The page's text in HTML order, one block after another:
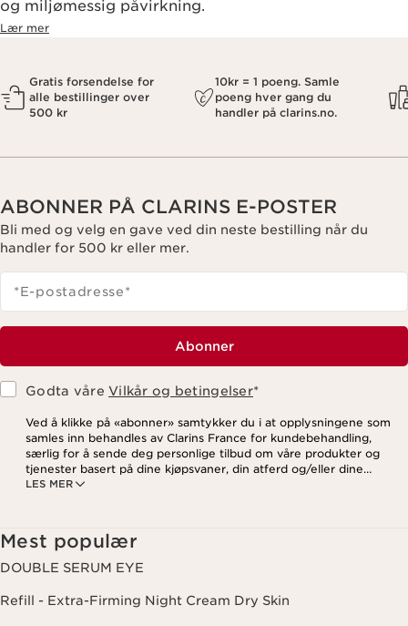
og miljømessig påvirkning.
Lær mer
Gratis forsendelse for
alle bestillinger over
500 kr
10kr = 1 poeng. Samle
poeng hver gang du
handler på clarins.no.
ABONNER PÅ CLARINS E-POSTER
Bli med og velg en gave ved din neste bestilling når du
handler for 500 kr eller mer.
*E-postadresse*
Abonner
Godta våreVilkår og betingelser*
LES MER
Ved å klikke på «abonner» samtykker du i at opplysningene som
samles inn behandles av Clarins France for kundebehandling,
særlig for å sende deg personlige tilbud om våre produkter og
tjenester basert på dine kjøpsvaner, din atferd og/eller dine
interesser, inkludert visning på sosiale medier og
avmeldingslenken i hvert nyhetsbrev. For mer informasjon om
hvordan vi behandler dine data og dine rettigheter, vennligst se
vår personvernerklæring
Mest populær
DOUBLE SERUM EYE
Refill - Extra-Firming Night Cream Dry Skin